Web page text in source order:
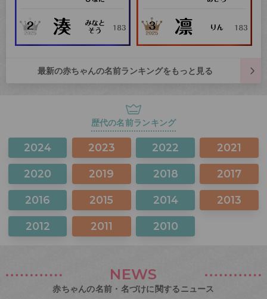
最新の赤ちゃんの名前ランキングをもっと見る
歴代の名前ランキング
2024 2023 2022 2021
2020 2019 2018 2017
2016 2015 2014 2013
2012 2011 2010
NEWS
赤ちゃんの名前・名づけに関するニュース